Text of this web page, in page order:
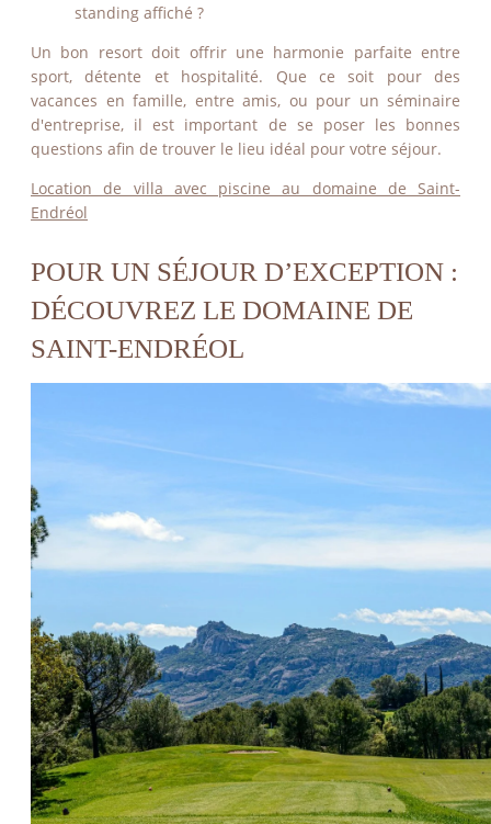
standing affiché ?
Un bon resort doit offrir une harmonie parfaite entre
sport, détente et hospitalité. Que ce soit pour des
vacances en famille, entre amis, ou pour un séminaire
d'entreprise, il est important de se poser les bonnes
questions afin de trouver le lieu idéal pour votre séjour.
Location de villa avec piscine au domaine de Saint-
Endréol
POUR UN SÉJOUR D’EXCEPTION :
DÉCOUVREZ LE DOMAINE DE
SAINT-ENDRÉOL